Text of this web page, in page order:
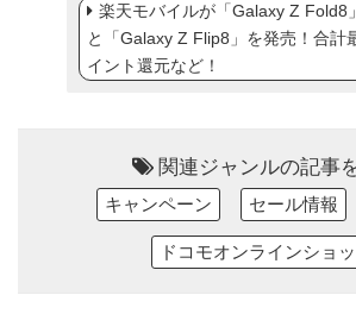
楽天モバイルが「Galaxy Z Fold8
と「Galaxy Z Flip8」を発売！合計
イント還元など！
関連ジャンルの記事
キャンペーン セール情報
ドコモオンラインショ